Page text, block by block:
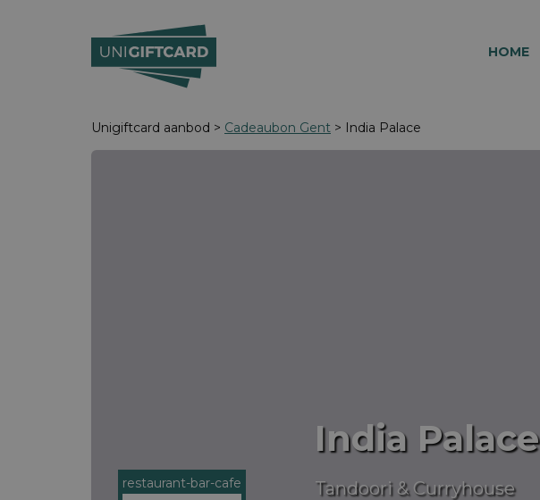
HOME
Unigiftcard aanbod > Cadeaubon Gent > India Palace
India Palace
Tandoori & Curryhouse
restaurant-bar-cafe